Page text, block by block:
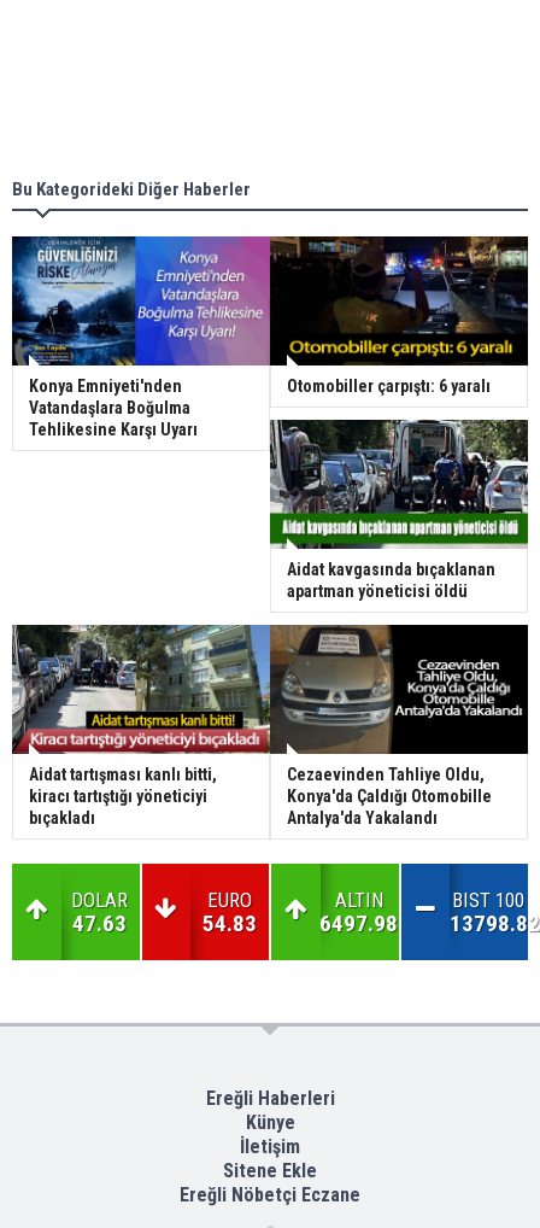
Bu Kategorideki Diğer Haberler
Konya Emniyeti'nden
Vatandaşlara Boğulma
Tehlikesine Karşı Uyarı
Otomobiller çarpıştı: 6 yaralı
Aidat kavgasında bıçaklanan
apartman yöneticisi öldü
Aidat tartışması kanlı bitti,
kiracı tartıştığı yöneticiyi
bıçakladı
Cezaevinden Tahliye Oldu,
Konya'da Çaldığı Otomobille
Antalya'da Yakalandı
DOLAR
47.63
EURO
54.83
ALTIN
6497.98
BIST 100
13798.82
Ereğli Haberleri
Künye
İletişim
Sitene Ekle
Ereğli Nöbetçi Eczane